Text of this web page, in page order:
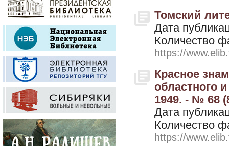
Томский
Дата
Количество
https://
Красное
областного
1949. - № 68
Дата
Количество
https://